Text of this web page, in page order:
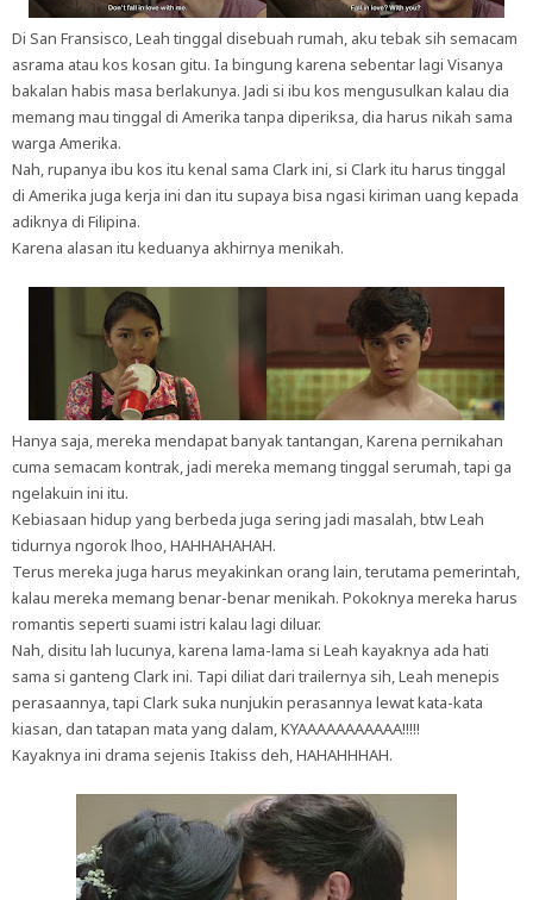
Di San Fransisco, Leah tinggal disebuah rumah, aku tebak sih semacam
asrama atau kos kosan gitu. Ia bingung karena sebentar lagi Visanya
bakalan habis masa berlakunya. Jadi si ibu kos mengusulkan kalau dia
memang mau tinggal di Amerika tanpa diperiksa, dia harus nikah sama
warga Amerika.
Nah, rupanya ibu kos itu kenal sama Clark ini, si Clark itu harus tinggal
di Amerika juga kerja ini dan itu supaya bisa ngasi kiriman uang kepada
adiknya di Filipina.
Karena alasan itu keduanya akhirnya menikah.
Hanya saja, mereka mendapat banyak tantangan, Karena pernikahan
cuma semacam kontrak, jadi mereka memang tinggal serumah, tapi ga
ngelakuin ini itu.
Kebiasaan hidup yang berbeda juga sering jadi masalah, btw Leah
tidurnya ngorok lhoo, HAHHAHAHAH.
Terus mereka juga harus meyakinkan orang lain, terutama pemerintah,
kalau mereka memang benar-benar menikah. Pokoknya mereka harus
romantis seperti suami istri kalau lagi diluar.
Nah, disitu lah lucunya, karena lama-lama si Leah kayaknya ada hati
sama si ganteng Clark ini. Tapi diliat dari trailernya sih, Leah menepis
perasaannya, tapi Clark suka nunjukin perasannya lewat kata-kata
kiasan, dan tatapan mata yang dalam, KYAAAAAAAAAAA!!!!!
Kayaknya ini drama sejenis Itakiss deh, HAHAHHHAH.